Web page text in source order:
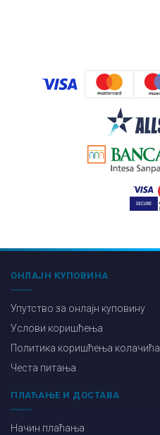
ОНЛАЈН КУПОВИНА
Упутство за онлајн куповину
Услови коришћења
Политика коришћења колачића
Честа питања
ПЛАЋАЊЕ И ДОСТАВА
Начин плаћања